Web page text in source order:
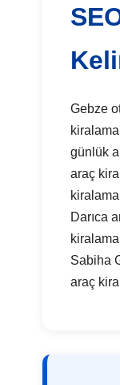
Gebze
günlük
araç
Darıca
Sabiha
araç